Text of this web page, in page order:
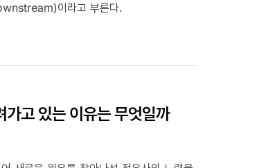
이라고 부른다.
고 있는 이유는 무엇일까